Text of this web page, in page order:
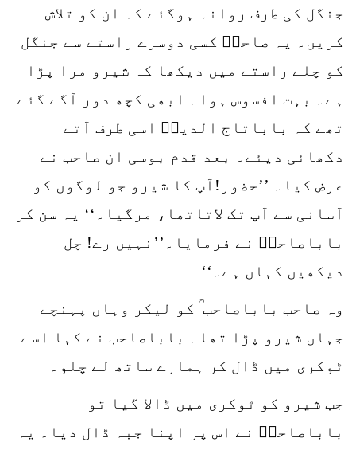
جنگل کی طرف روانہ ہوگئے کہ ان کو تلاش
کریں۔ یہ صاحبؒ کسی دوسرے راستے سے جنگل
کو چلے راستے میں دیکھا کہ شیرو مرا پڑا
ہے۔ بہت افسوس ہوا۔ ابھی کچھ دور آگے گئے
تھے کہ باباتاج الدینؒ اسی طرف آتے
دکھائی دیئے۔ بعد قدم بوسی ان صاحب نے
عرض کیا۔ ’’حضور!آپ کا شیرو جو لوگوں کو
آسانی سے آپ تک لاتاتھا، مرگیا۔‘‘ یہ سن کر
باباصاحبؒ نے فرمایا۔’’نہیں رے! چل
دیکھیں کہاں ہے۔‘‘
وہ صاحب باباصاحب ؒ کو لیکر وہاں پہنچے
جہاں شیرو پڑا تھا۔ باباصاحب نے کہا اسے
ٹوکری میں ڈال کر ہمارے ساتھ لے چلو۔
جب شیرو کو ٹوکری میں ڈالا گیا تو
باباصاحبؒ نے اس پر اپنا جبہ ڈال دیا۔ یہ